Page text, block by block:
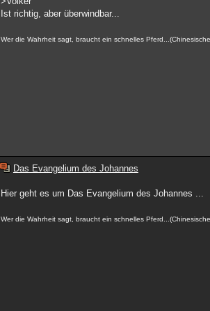
Ist richtig, aber überwindbar...
Wer die Wahrheit sagt, braucht ein schnelles
Das Evangelium des Johannes
Hier geht es um Das Evangelium des Johannes ...
Wer die Wahrheit sagt, braucht ein schnelles